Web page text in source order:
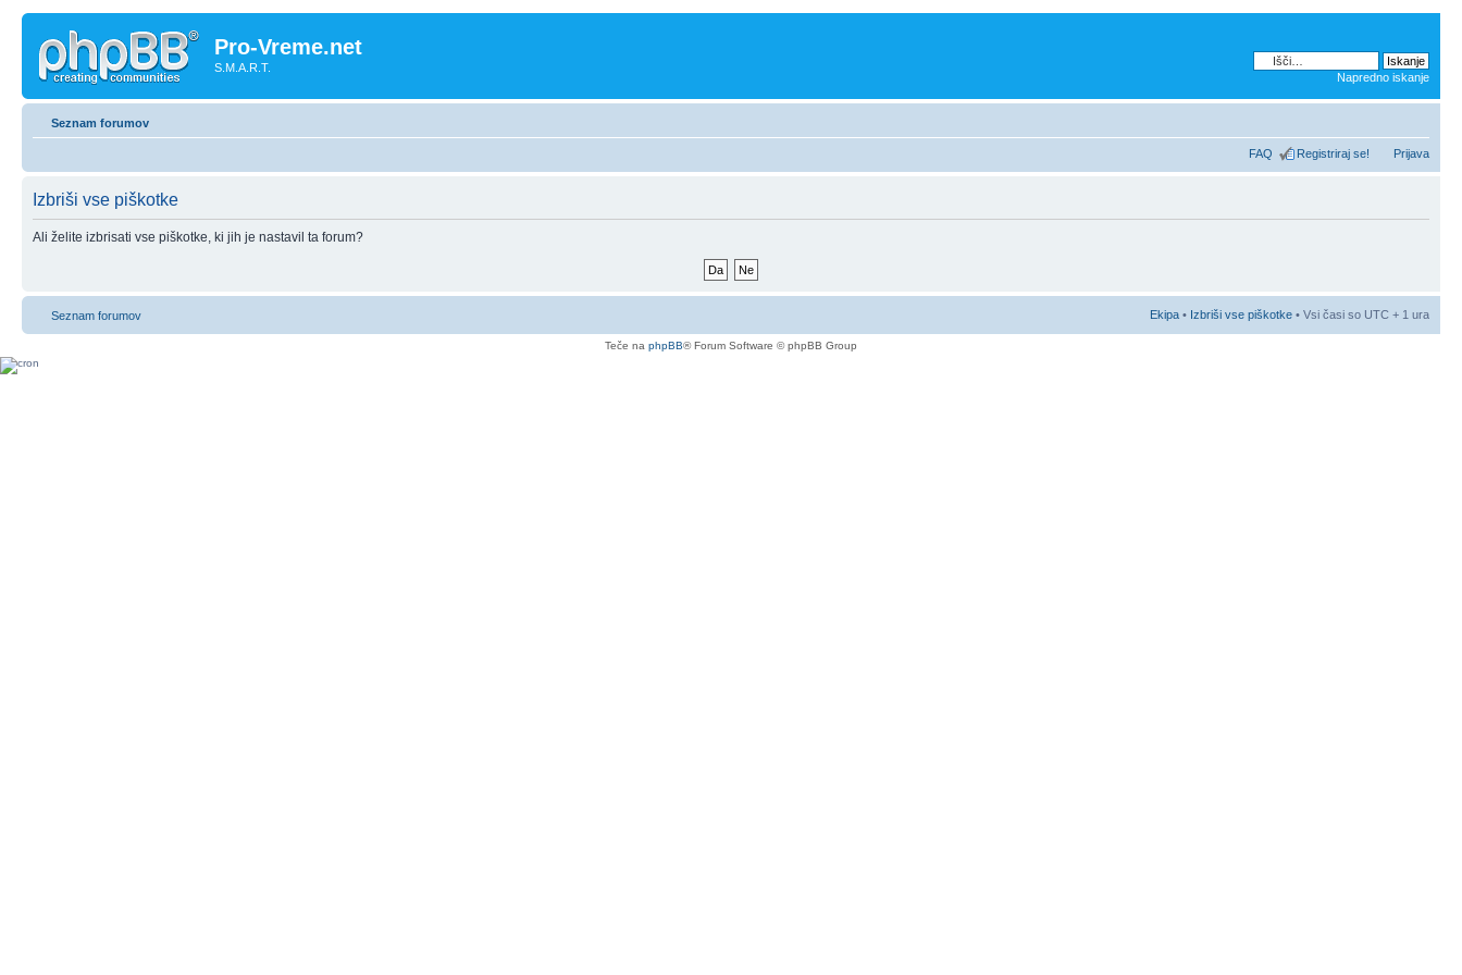
Pro-Vreme.net
S.M.A.R.T.
Napredno iskanje
Seznam forumov
FAQ Registriraj se! Prijava
Izbriši vse piškotke
Ali želite izbrisati vse piškotke, ki jih je nastavil ta forum?
Seznam forumov Ekipa • Izbriši vse piškotke • Vsi časi so UTC + 1 ura
Teče na phpBB® Forum Software © phpBB Group